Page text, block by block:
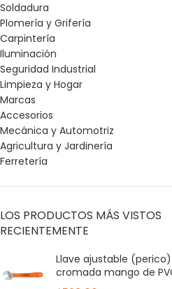
Soldadura
Plomería y Grifería
Carpintería
Iluminación
Seguridad Industrial
Limpieza y Hogar
Marcas
Accesorios
Mecánica y Automotriz
Agricultura y Jardinería
Ferretería
LOS PRODUCTOS MÁS VISTOS
RECIENTEMENTE
Llave ajustable (perico)
cromada mango de